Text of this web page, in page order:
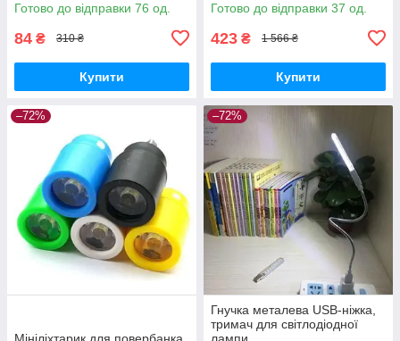
Готово до відправки 76 од.
84 ₴ 310 ₴
Купити
Готово до відправки 37 од.
423 ₴ 1 566 ₴
Купити
–72% –72%
Гнучка металева USB-ніжка,
тримач для світлодіодної